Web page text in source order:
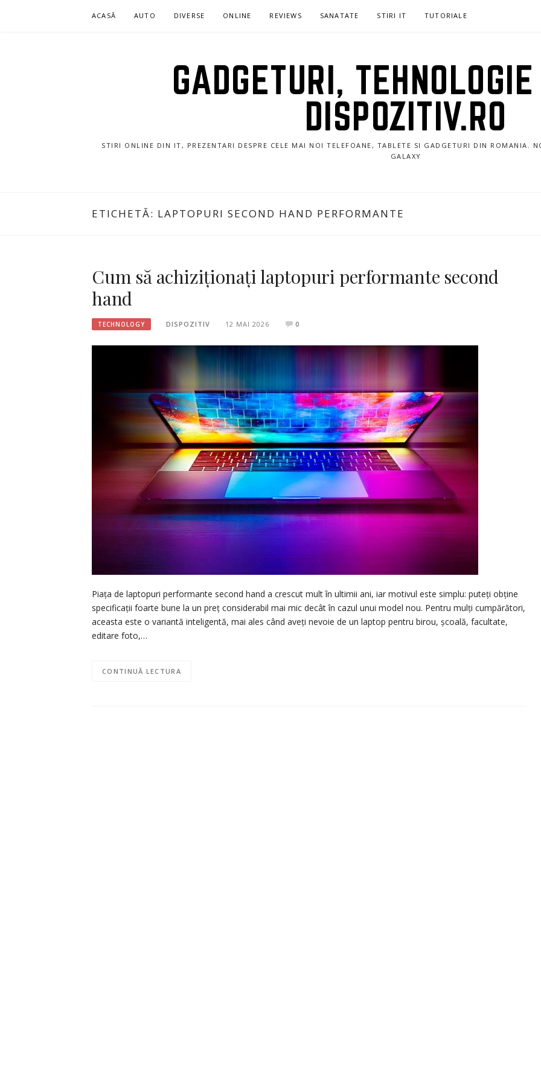
ACASĂ AUTO DIVERSE ONLINE REVIEWS SANATATE STIRI IT TUTORIALE
GADGETURI,
DISPOZITIV.RO
STIRI ONLINE DIN IT, PREZENTARI DESPRE CELE MAI NOI TELEFOANE, TABLETE SI GADGETURI DIN ROMANIA.
GALAXY
ETICHETĂ: LAPTOPURI SECOND HAND PERFORMANTE
Cum să achiziționați laptopuri performante second
hand
TECHNOLOGY DISPOZITIV 12 MAI 2026 0
Piața de laptopuri performante second hand a crescut mult în ultimii ani, iar motivul este simplu: puteți obține
specificații foarte bune la un preț considerabil mai mic decât în cazul unui model nou. Pentru mulți cumpărători,
aceasta este o variantă inteligentă, mai ales când aveți nevoie de un laptop pentru birou, școală, facultate,
editare foto,…
CONTINUĂ LECTURA